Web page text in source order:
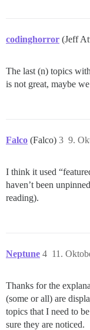
codinghorror (Jeff
The last (n) topics
is not great, maybe
Falco (Falco) 9.
3
I think it used
haven’t been
reading).
Neptune 11.
4
Thanks for the
(some or all) are
topics that I need to
sure they are noticed.